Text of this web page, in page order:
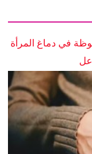
في دماغ المرأة